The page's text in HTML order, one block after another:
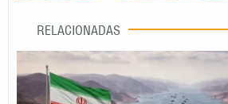
RELACIONADAS